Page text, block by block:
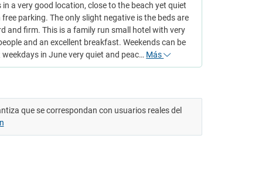
in a very good location, close to the beach yet quiet
parking. The only slight negative is the beds are
and firm. This is a family run small hotel with very
and an excellent breakfast. Weekends can be
weekdays in June very quiet and peac… Más
que se correspondan con usuarios reales del